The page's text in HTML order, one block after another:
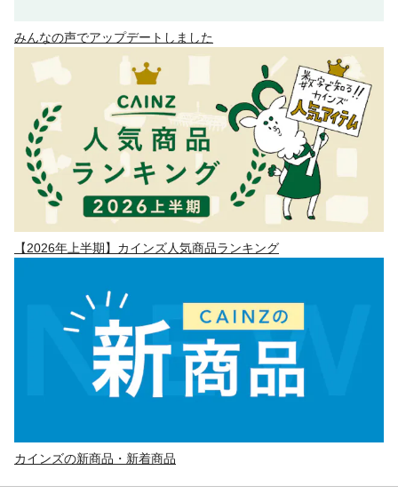
みんなの声でアップデートしました
【2026年上半期】カインズ人気商品ランキング
カインズの新商品・新着商品